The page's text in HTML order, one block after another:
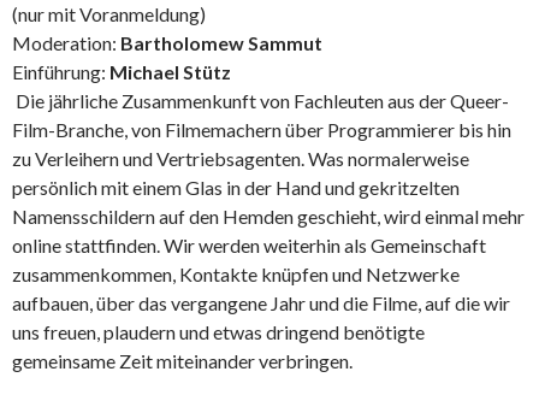
(nur mit Voranmeldung)
Moderation: Bartholomew Sammut
Einführung: Michael Stütz
Die jährliche Zusammenkunft von Fachleuten aus der Queer-
Film-Branche, von Filmemachern über Programmierer bis hin
zu Verleihern und Vertriebsagenten. Was normalerweise
persönlich mit einem Glas in der Hand und gekritzelten
Namensschildern auf den Hemden geschieht, wird einmal mehr
online stattfinden. Wir werden weiterhin als Gemeinschaft
zusammenkommen, Kontakte knüpfen und Netzwerke
aufbauen, über das vergangene Jahr und die Filme, auf die wir
uns freuen, plaudern und etwas dringend benötigte
gemeinsame Zeit miteinander verbringen.